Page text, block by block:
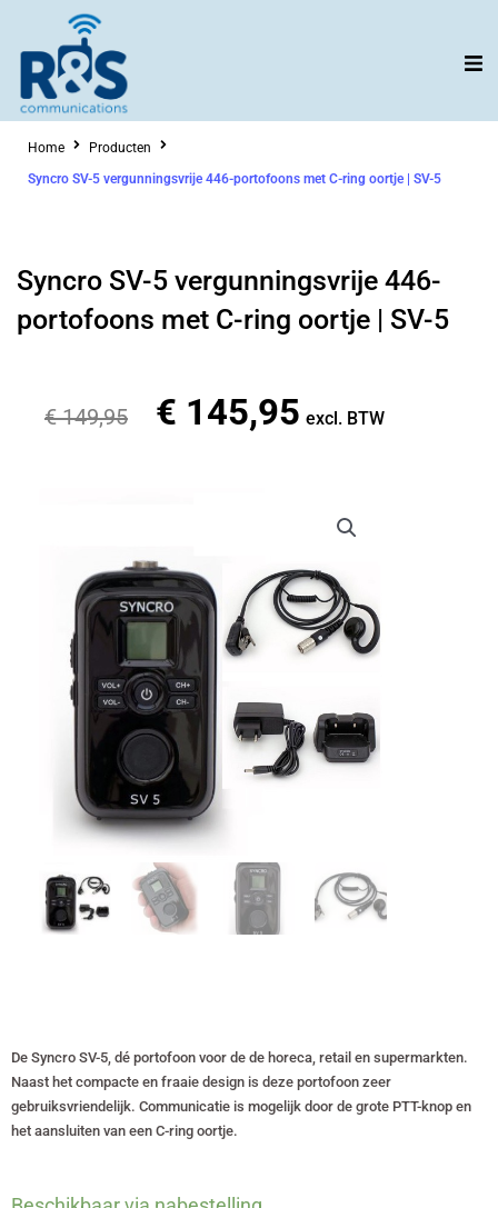
inhoud
Home
Producten
Syncro SV-5 vergunningsvrije 446-portofoons met C-ring oortje | SV-5
Syncro SV-5 vergunningsvrije 446-
portofoons met C-ring oortje | SV-5
€149,95
Oorspronkelijke
€ 145,95 Huidige
excl. BTW
De Syncro SV-5, dé portofoon voor de de horeca, retail en supermarkten.
Naast het compacte en fraaie design is deze portofoon zeer
gebruiksvriendelijk. Communicatie is mogelijk door de grote PTT-knop en
het aansluiten van een C-ring oortje.